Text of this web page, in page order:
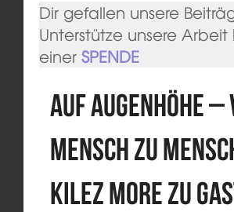
Dir gefallen unsere
Unterstütze unsere
einer SPENDE
Auf Augenhöhe –
Mensch zu
Kilez More zu